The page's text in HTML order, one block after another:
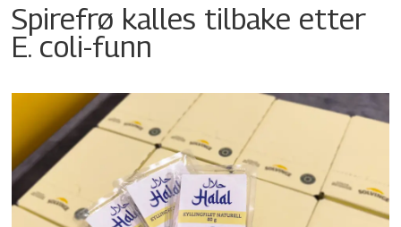
Spirefrø kalles tilbake etter
E. coli-funn